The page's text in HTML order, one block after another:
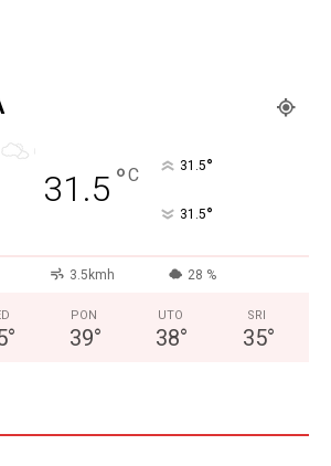
31.5 °C 31.5°
31.5°
3.5kmh 28 %
°
PON
39°
UTO
38°
SRI
35°